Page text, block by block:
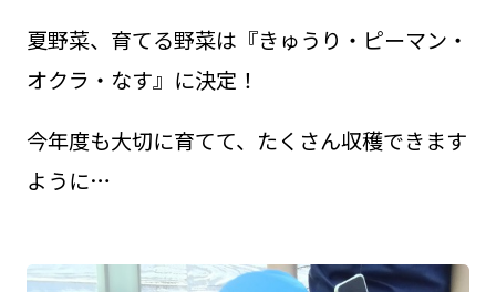
夏野菜、育てる野菜は『きゅうり・ピーマン・
オクラ・なす』に決定！
今年度も大切に育てて、たくさん収穫できます
ように…